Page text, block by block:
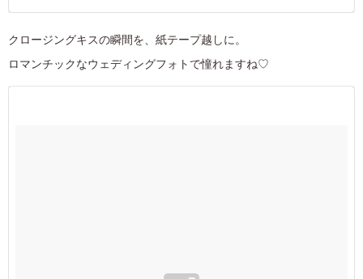
クロージングキスの瞬間を、紙テープ越しに。
ロマンチックなウェディングフォトで憧れますね♡